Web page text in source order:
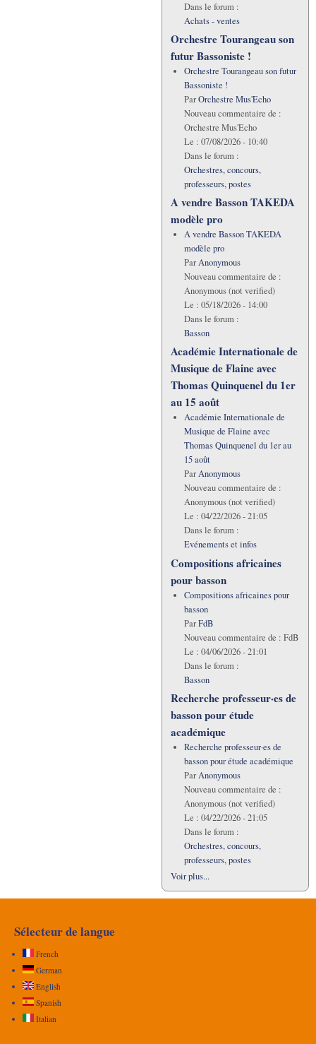
Dans le forum :
Achats - ventes
Orchestre Tourangeau son
futur Bassoniste !
Orchestre Tourangeau son futur
Bassoniste !
ParOrchestre Mus'Echo
Nouveau commentaire de :
Orchestre Mus'Echo
Le : 07/08/2026 - 10:40
Dans le forum :
Orchestres, concours,
professeurs, postes
A vendre Basson TAKEDA
modèle pro
A vendre Basson TAKEDA
modèle pro
ParAnonymous
Nouveau commentaire de :
Anonymous (not verified)
Le : 05/18/2026 - 14:00
Dans le forum :
Basson
Académie Internationale de
Musique de Flaine avec
Thomas Quinquenel du 1er
au 15 août
Académie Internationale de
Musique de Flaine avec
Thomas Quinquenel du 1er au
15 août
ParAnonymous
Nouveau commentaire de :
Anonymous (not verified)
Le : 04/22/2026 - 21:05
Dans le forum :
Evénements et infos
Compositions africaines
pour basson
Compositions africaines pour
basson
ParFdB
Nouveau commentaire de : FdB
Le : 04/06/2026 - 21:01
Dans le forum :
Basson
Recherche professeur·es de
basson pour étude
académique
Recherche professeur·es de
basson pour étude académique
ParAnonymous
Nouveau commentaire de :
Anonymous (not verified)
Le : 04/22/2026 - 21:05
Dans le forum :
Orchestres, concours,
professeurs, postes
Voir plus...
Sélecteur de langue
French
German
English
Spanish
Italian